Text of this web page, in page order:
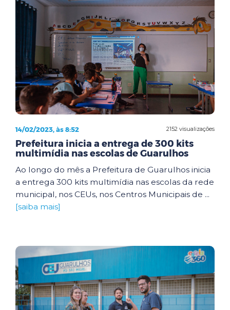
2152 visualizações
14/02/2023, às 8:52
Prefeitura inicia a entrega de 300 kits
multimídia nas escolas de Guarulhos
Ao longo do mês a Prefeitura de Guarulhos inicia
a entrega 300 kits multimídia nas escolas da rede
municipal, nos CEUs, nos Centros Municipais de ...
[saiba mais]